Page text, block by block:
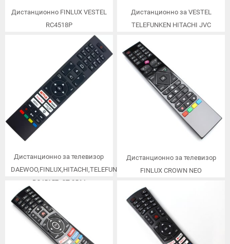
Дистанционно FINLUX VESTEL
RC4518P
Дистанционно за VESTEL
TELEFUNKEN HITACHI JVC
Дистанционно за телевизор
DAEWOO,FINLUX,HITACHI,TELEFUNKEN,TOSHIBA,JVC,VESTEL
RC45157, CT-8564
Дистанционно за телевизор
FINLUX CROWN NEO
RC4862 RCA-48105,RM-C3090